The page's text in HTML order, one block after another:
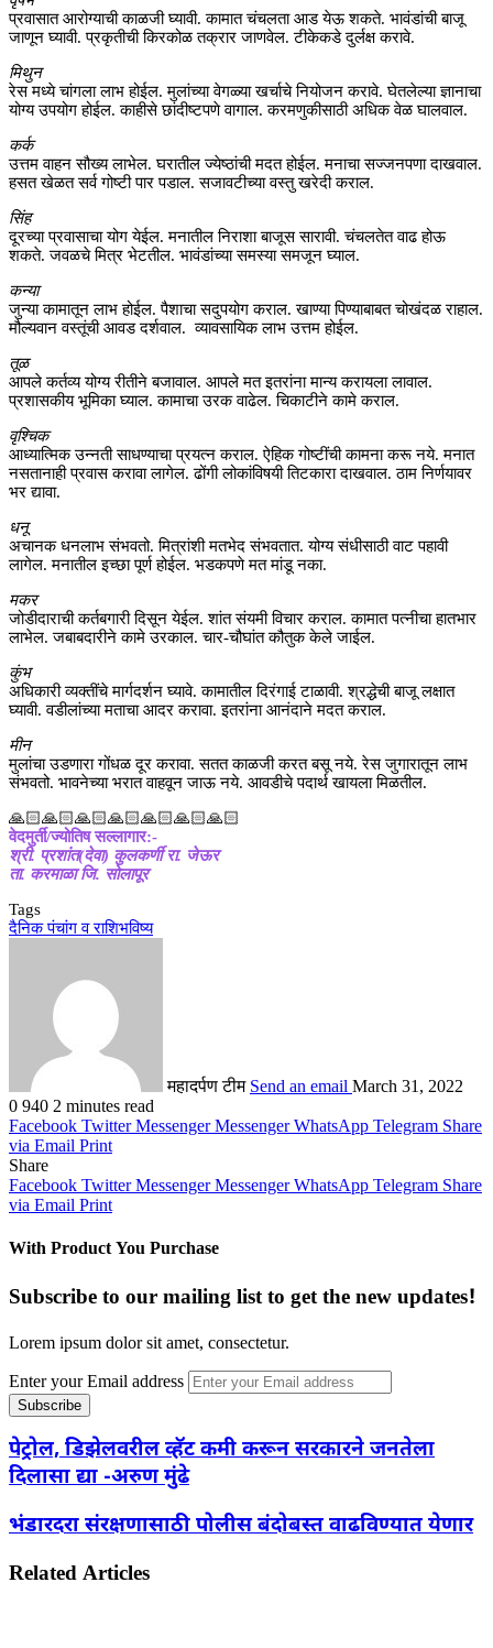
प्रवासात आरोग्याची काळजी घ्यावी. कामात चंचलता आड येऊ शकते. भावंडांची बाजू
जाणून घ्यावी. प्रकृतीची किरकोळ तक्रार जाणवेल. टीकेकडे दुर्लक्ष करावे.
मिथुन
रेस मध्ये चांगला लाभ होईल. मुलांच्या वेगळ्या खर्चाचे नियोजन करावे. घेतलेल्या ज्ञानाचा
योग्य उपयोग होईल. काहीसे छांदीष्टपणे वागाल. करमणुकीसाठी अधिक वेळ घालवाल.
कर्क
उत्तम वाहन सौख्य लाभेल. घरातील ज्येष्ठांची मदत होईल. मनाचा सज्जनपणा दाखवाल.
हसत खेळत सर्व गोष्टी पार पडाल. सजावटीच्या वस्तु खरेदी कराल.
सिंह
दूरच्या प्रवासाचा योग येईल. मनातील निराशा बाजूस सारावी. चंचलतेत वाढ होऊ
शकते. जवळचे मित्र भेटतील. भावंडांच्या समस्या समजून घ्याल.
कन्या
जुन्या कामातून लाभ होईल. पैशाचा सदुपयोग कराल. खाण्या पिण्याबाबत चोखंदळ राहाल.
मौल्यवान वस्तूंची आवड दर्शवाल. व्यावसायिक लाभ उत्तम होईल.
तूळ
आपले कर्तव्य योग्य रीतीने बजावाल. आपले मत इतरांना मान्य करायला लावाल.
प्रशासकीय भूमिका घ्याल. कामाचा उरक वाढेल. चिकाटीने कामे कराल.
वृश्चिक
आध्यात्मिक उन्नती साधण्याचा प्रयत्न कराल. ऐहिक गोष्टींची कामना करू नये. मनात
नसतानाही प्रवास करावा लागेल. ढोंगी लोकांविषयी तिटकारा दाखवाल. ठाम निर्णयावर
भर द्यावा.
धनू
अचानक धनलाभ संभवतो. मित्रांशी मतभेद संभवतात. योग्य संधीसाठी वाट पहावी
लागेल. मनातील इच्छा पूर्ण होईल. भडकपणे मत मांडू नका.
मकर
जोडीदाराची कर्तबगारी दिसून येईल. शांत संयमी विचार कराल. कामात पत्नीचा हातभार
लाभेल. जबाबदारीने कामे उरकाल. चार-चौघांत कौतुक केले जाईल.
कुंभ
अधिकारी व्यक्तींचे मार्गदर्शन घ्यावे. कामातील दिरंगाई टाळावी. श्रद्धेची बाजू लक्षात
घ्यावी. वडीलांच्या मताचा आदर करावा. इतरांना आनंदाने मदत कराल.
मीन
मुलांचा उडणारा गोंधळ दूर करावा. सतत काळजी करत बसू नये. रेस जुगारातून लाभ
संभवतो. भावनेच्या भरात वाहवून जाऊ नये. आवडीचे पदार्थ खायला मिळतील.
🙏🏻🙏🏻🙏🏻🙏🏻🙏🏻🙏🏻🙏🏻
वेदमुर्ती/ज्योतिष सल्लागार:-
श्री. प्रशांत(देवा) कुलकर्णी रा. जेऊर
ता. करमाळा जि. सोलापूर
Tags
दैनिक पंचांग व राशिभविष्य
महादर्पण टीम Send an email March 31, 2022
0 940 2 minutes read
Facebook Twitter Messenger Messenger WhatsApp Telegram Share
via Email Print
Share
Facebook Twitter Messenger Messenger WhatsApp Telegram Share
via Email Print
With Product You Purchase
Subscribe to our mailing list to get the new updates!
Lorem ipsum dolor sit amet, consectetur.
Enter your Email address
पेट्रोल, डिझेलवरील व्हॅट कमी करून सरकारने जनतेला
दिलासा द्या -अरुण मुंढे
भंडारदरा संरक्षणासाठी पोलीस बंदोबस्त वाढविण्यात येणार
Related Articles